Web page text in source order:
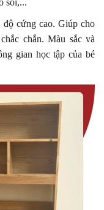
cứng cao. Giúp cho
chắn. Màu sắc và
gian học tập của bé